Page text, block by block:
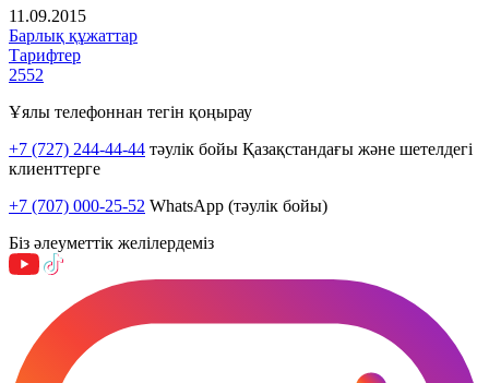
11.09.2015
Барлық құжаттар
Тарифтер
2552
Ұялы телефоннан тегін қоңырау
+7 (727) 244-44-44 тәулік бойы Қазақстандағы және шетелдегі
клиенттерге
+7 (707) 000-25-52 WhatsApp (тәулік бойы)
Біз әлеуметтік желілердеміз